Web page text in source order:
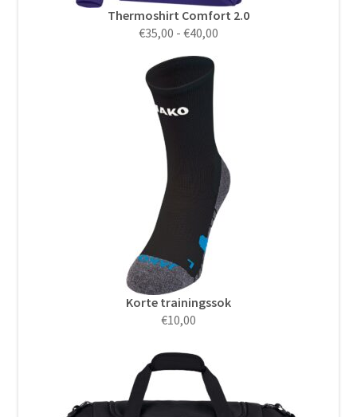
Thermoshirt Comfort 2.0
€35,00 - €40,00
Korte trainingssok
€10,00